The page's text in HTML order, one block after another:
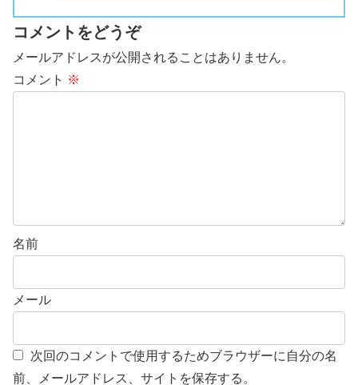
コメントをどうぞ
メールアドレスが公開されることはありません。
コメント ※
名前
メール
次回のコメントで使用するためブラウザーに自分の名
前、メールアドレス、サイトを保存する。